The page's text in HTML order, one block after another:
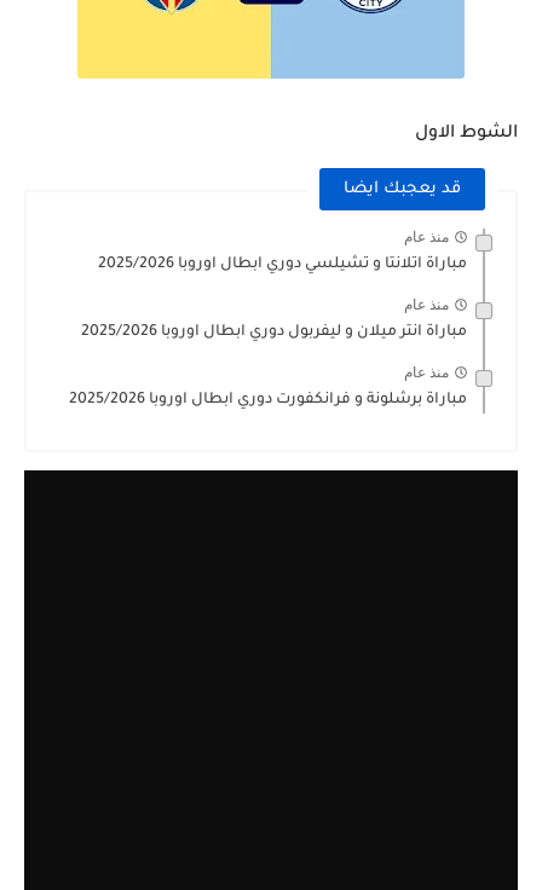
الشوط الاول
قد يعجبك ايضا
منذ عام
مباراة اتلانتا و تشيلسي دوري ابطال اوروبا 2025/2026
منذ عام
مباراة انتر ميلان و ليفربول دوري ابطال اوروبا 2025/2026
منذ عام
مباراة برشلونة و فرانكفورت دوري ابطال اوروبا 2025/2026